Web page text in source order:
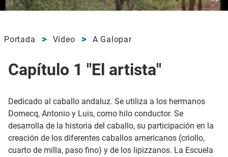
Portada Vídeo A Galopar
Capítulo 1 "El artista"
Dedicado al caballo andaluz. Se utiliza a los hermanos
Domecq, Antonio y Luis, como hilo conductor. Se
desarrolla de la historia del caballo, su participación en la
creación de los diferentes caballos americanos (criollo,
cuarto de milla, paso fino) y de los lipizzanos. La Escuela